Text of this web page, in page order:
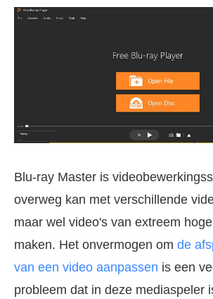
Blu-ray Master is
overweg kan met verschillende
maar wel video's van extreem
maken. Het onvermogen om de
van een video aanpassen is een
probleem dat in deze mediaspeler